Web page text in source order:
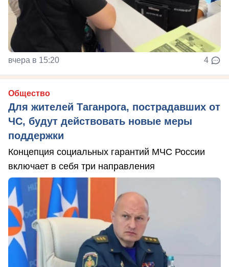
вчера в 15:20 4
Общество
Для жителей Таганрога, пострадавших от
ЧС, будут действовать новые меры
поддержки
Концепция социальных гарантий МЧС России
включает в себя три направления